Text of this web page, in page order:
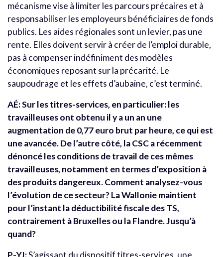
mécanisme vise à limiter les parcours précaires et à
responsabiliser les employeurs bénéficiaires de fonds
publics. Les aides régionales sont un levier, pas une
rente. Elles doivent servir à créer de l’emploi durable,
pas à compenser indéfiniment des modèles
économiques reposant sur la précarité. Le
saupoudrage et les effets d’aubaine, c’est terminé.
AÉ: Sur les titres-services, en particulier: les
travailleuses ont obtenu il y a un an une
augmentation de 0,77 euro brut par heure, ce qui est
une avancée. De l’autre côté, la CSC a récemment
dénoncé les conditions de travail de ces mêmes
travailleuses, notamment en termes d’exposition à
des produits dangereux. Comment analysez-vous
l’évolution de ce secteur? La Wallonie maintient
pour l’instant la déductibilité fiscale des TS,
contrairement à Bruxelles ou la Flandre. Jusqu’à
quand?
P-YJ:S’agissant du dispositif titres-services, une